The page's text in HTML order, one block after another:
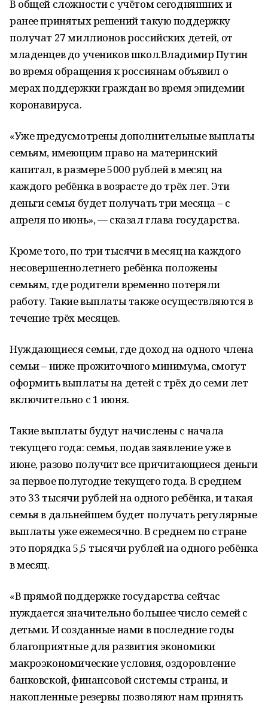
В общей сложности с учётом сегодняшних и
ранее принятых решений такую поддержку
получат 27 миллионов российских детей, от
младенцев до учеников школ.Владимир Путин
во время обращения к россиянам объявил о
мерах поддержки граждан во время эпидемии
коронавируса.
«Уже предусмотрены дополнительные выплаты
семьям, имеющим право на материнский
капитал, в размере 5000 рублей в месяц на
каждого ребёнка в возрасте до трёх лет. Эти
деньги семья будет получать три месяца – с
апреля по июнь», — сказал глава государства.
Кроме того, по три тысячи в месяц на каждого
несовершеннолетнего ребёнка положены
семьям, где родители временно потеряли
работу. Такие выплаты также осуществляются в
течение трёх месяцев.
Нуждающиеся семьи, где доход на одного члена
семьи – ниже прожиточного минимума, смогут
оформить выплаты на детей с трёх до семи лет
включительно с 1 июня.
Такие выплаты будут начислены с начала
текущего года: семья, подав заявление уже в
июне, разово получит все причитающиеся деньги
за первое полугодие текущего года. В среднем
это 33 тысячи рублей на одного ребёнка, и такая
семья в дальнейшем будет получать регулярные
выплаты уже ежемесячно. В среднем по стране
это порядка 5,5 тысячи рублей на одного ребёнка
в месяц.
«В прямой поддержке государства сейчас
нуждается значительно большее число семей с
детьми. И созданные нами в последние годы
благоприятные для развития экономики
макроэкономические условия, оздоровление
банковской, финансовой системы страны, и
накопленные резервы позволяют нам принять